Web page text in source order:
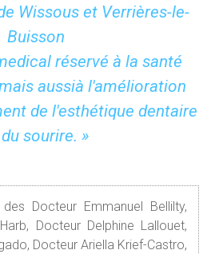
Wissous et Verrières-le-
Buisson
réservé à la santé
aussià l'amélioration
de l'esthétique dentaire
sourire. »
Docteur Emmanuel Bellilty,
Docteur Delphine Lallouet,
Docteur Ariella Krief-Castro,